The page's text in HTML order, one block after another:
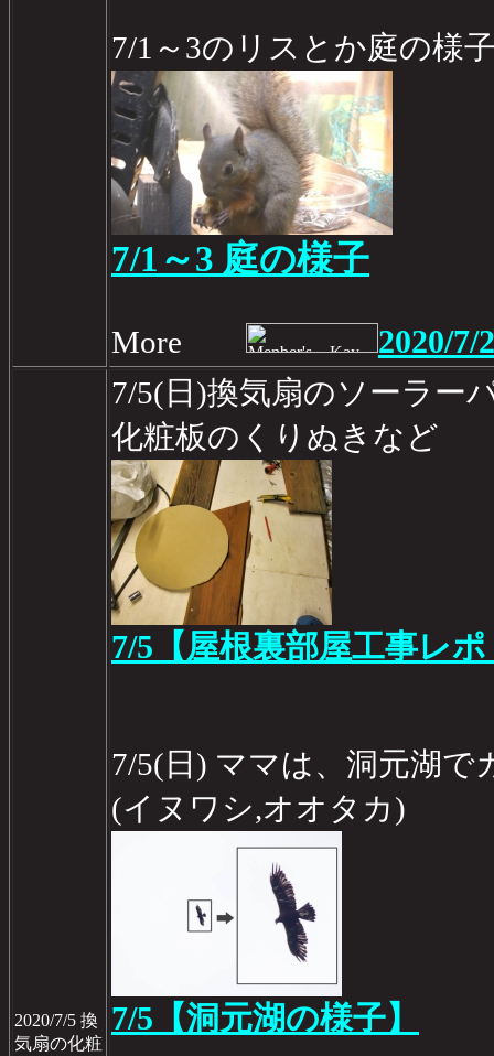
7/1～3のリスとか庭の様
7/1～3 庭の様子
More 2020/7/2
2020/7/5 換
気扇の化粧
7/5(日)換気扇のソーラー
化粧板のくりぬきなど
7/5【屋根裏部屋工事レポ
7/5(日) ママは、洞元湖で
(イヌワシ,オオタカ)
7/5【洞元湖の様子】